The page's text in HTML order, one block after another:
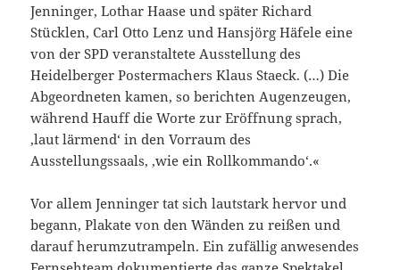
Jenninger, Lothar Haase und später Richard
Stücklen, Carl Otto Lenz und Hansjörg Häfele eine
von der SPD veranstaltete Ausstellung des
Heidelberger Postermachers Klaus Staeck. (…) Die
Abgeordneten kamen, so berichten Augenzeugen,
während Hauff die Worte zur Eröffnung sprach,
‚laut lärmend‘ in den Vorraum des
Ausstellungssaals, ‚wie ein Rollkommando‘.«
Vor allem Jenninger tat sich lautstark hervor und
begann, Plakate von den Wänden zu reißen und
darauf herumzutrampeln. Ein zufällig anwesendes